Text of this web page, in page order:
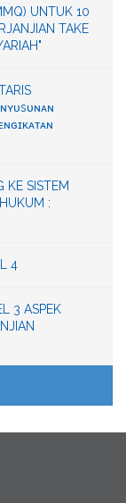
UNTUK 10
TAKE
KE SISTEM
:
4
3 ASPEK